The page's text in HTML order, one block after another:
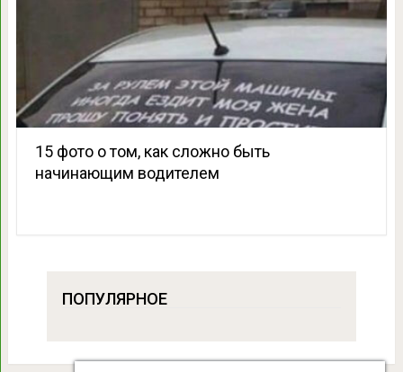
15 фото о том, как сложно быть
начинающим водителем
ПОПУЛЯРНОЕ